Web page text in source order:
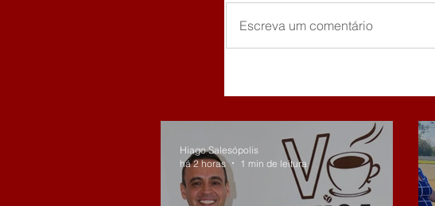
Escreva um comentário
Hiago Salesópolis
há 2 horas
1 min de leitura